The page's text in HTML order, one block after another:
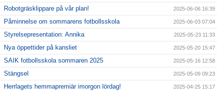
Robotgräsklippare på vår plan! 2025-06-06 16:39
Påminnelse om sommarens fotbollsskola 2025-06-03 07:04
Styrelsepresentation: Annika 2025-05-23 11:33
Nya öppettider på kansliet 2025-05-20 15:47
SAIK fotbollsskola sommaren 2025 2025-05-16 12:58
Stängsel 2025-05-09 09:23
Herrlagets hemmapremiär imorgon lördag! 2025-04-25 15:17